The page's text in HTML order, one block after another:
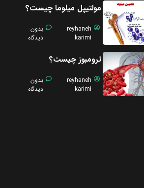
مولتیپل میلوما چیست؟
reyhaneh
karimi
بدون
دیدگاه
ترومبوز چیست؟
reyhaneh
karimi
بدون
دیدگاه